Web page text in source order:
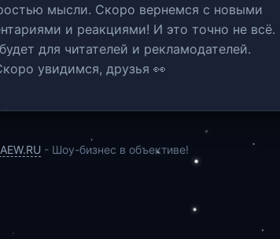
мысли. Скоро вернемся c новыми
и реакциями! И это точно не всё.
для читателей и рекламодателей.
увидимся, друзья 👀
- Шоу-бизнес в объективе!